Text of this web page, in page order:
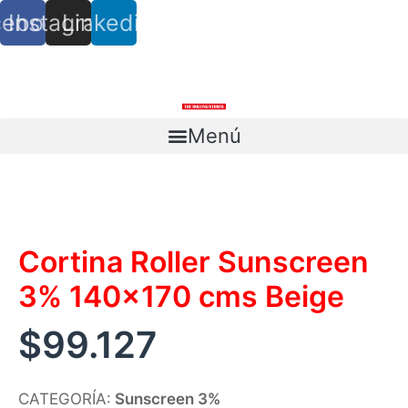
Instagram
Linkedin
Menú
Cortina Roller Sunscreen
3% 140×170 cms Beige
$99.127
CATEGORÍA: Sunscreen 3%